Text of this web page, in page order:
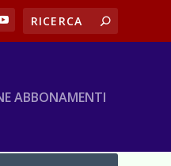
ABBONAMENTI